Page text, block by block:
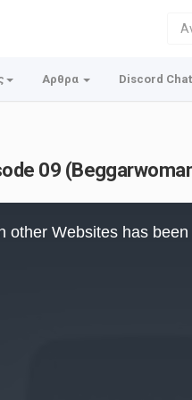
Αρθρα Discord Chat
09
other Websites has